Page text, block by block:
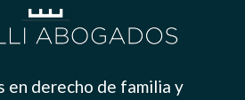
en derecho de familia y